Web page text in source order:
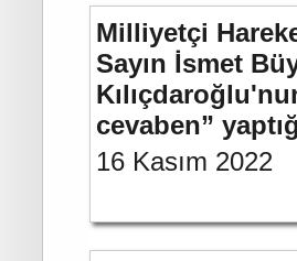
Milliyetçi
Sayın İsmet
cevaben”
16 Kasım 2022